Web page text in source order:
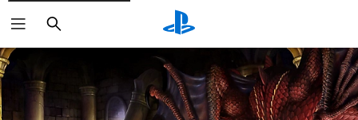
Haku